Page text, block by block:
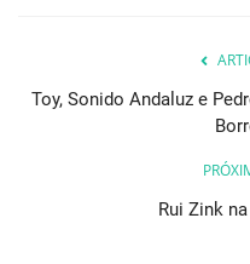
Toy, Sonido Andaluz e
Rui Zink